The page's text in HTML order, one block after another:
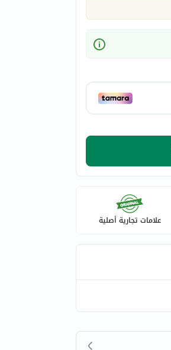
علامات تجارية أصلية